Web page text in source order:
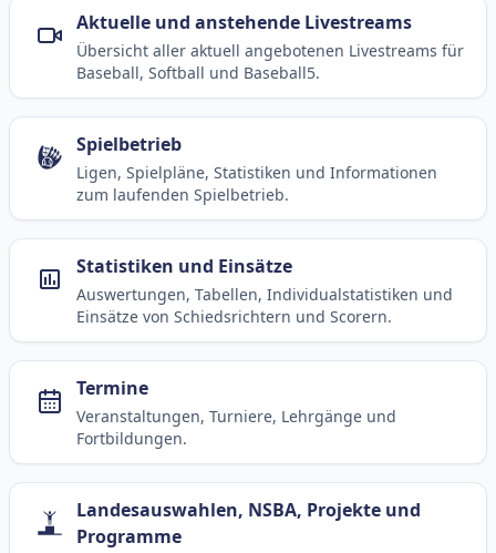
Aktuelle und anstehende Livestreams
Übersicht aller aktuell angebotenen Livestreams für
Baseball, Softball und Baseball5.
Spielbetrieb
Ligen, Spielpläne, Statistiken und Informationen
zum laufenden Spielbetrieb.
Statistiken und Einsätze
Auswertungen, Tabellen, Individualstatistiken und
Einsätze von Schiedsrichtern und Scorern.
Termine
Veranstaltungen, Turniere, Lehrgänge und
Fortbildungen.
Landesauswahlen, NSBA, Projekte und
Programme